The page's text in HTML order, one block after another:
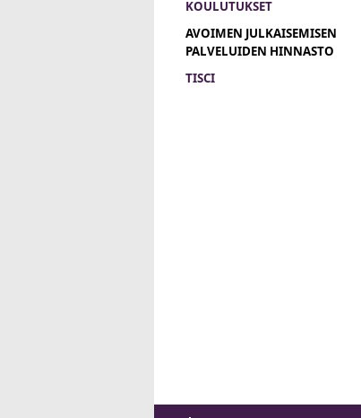
KOULUTUKSET
AVOIMEN JULKAISEMISEN
PALVELUIDEN HINNASTO
TISCI